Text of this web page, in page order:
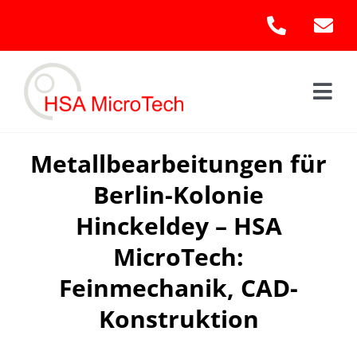
content
Metallbearbeitungen für
Berlin-Kolonie
Hinckeldey – HSA
MicroTech:
Feinmechanik, CAD-
Konstruktion